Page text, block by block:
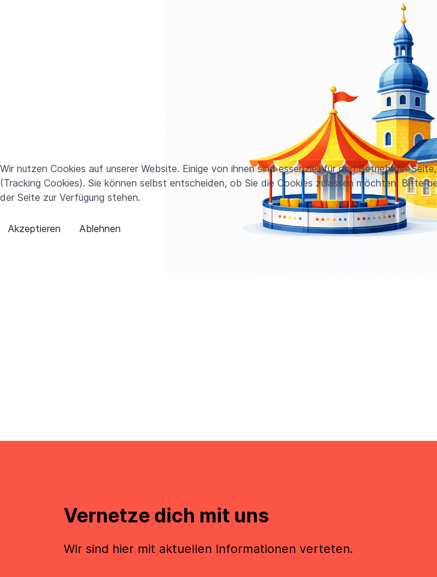
Vernetze dich mit uns
Wir sind hier mit aktuellen Informationen verteten.
Wir nutzen Cookies auf unserer Website. Einige von ihnen sind essenziell für den Betrieb der
(Tracking Cookies). Sie können selbst entscheiden, ob Sie die Cookies zulassen möchten. Bitte
der Seite zur Verfügung stehen.
Akzeptieren Ablehnen